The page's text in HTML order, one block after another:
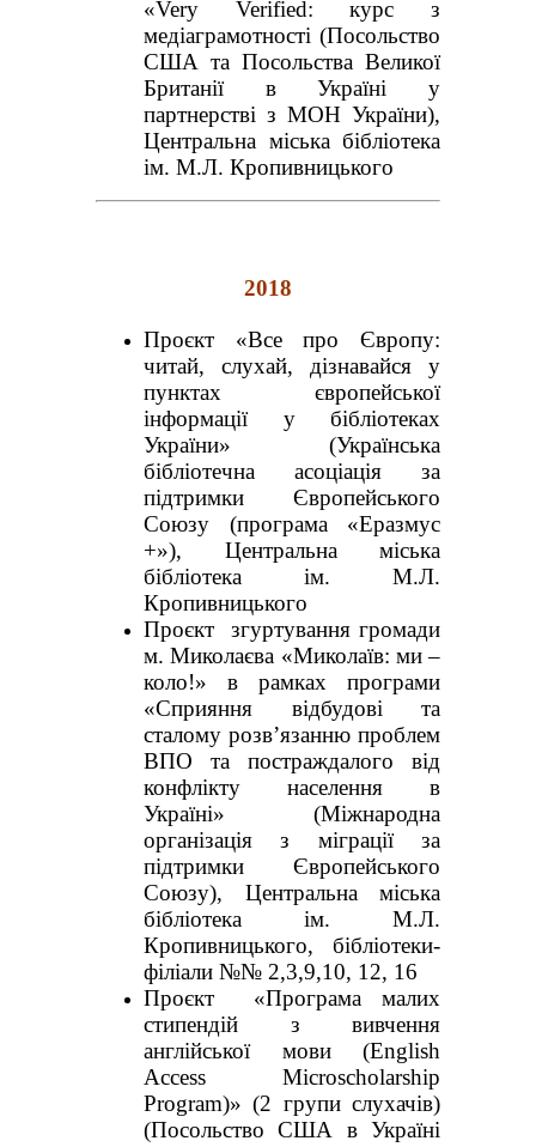
«Very Verified: курс з
медіаграмотності (Посольство
США та Посольства Великої
Британії в Україні у
партнерстві з МОН України),
Центральна міська бібліотека
ім. М.Л. Кропивницького
2018
Проєкт «Все про Європу:
читай, слухай, дізнавайся у
пунктах європейської
інформації у бібліотеках
України» (Українська
бібліотечна асоціація за
підтримки Європейського
Союзу (програма «Еразмус
+»), Центральна міська
бібліотека ім. М.Л.
Кропивницького
Проєкт згуртування громади
м. Миколаєва «Миколаїв: ми –
коло!» в рамках програми
«Сприяння відбудові та
сталому розв’язанню проблем
ВПО та постраждалого від
конфлікту населення в
Україні» (Міжнародна
організація з міграції за
підтримки Європейського
Союзу), Центральна міська
бібліотека ім. М.Л.
Кропивницького, бібліотеки-
філіали №№ 2,3,9,10, 12, 16
Проєкт «Програма малих
стипендій з вивчення
англійської мови (English
Access Microscholarship
Program)» (2 групи слухачів)
(Посольство США в Україні